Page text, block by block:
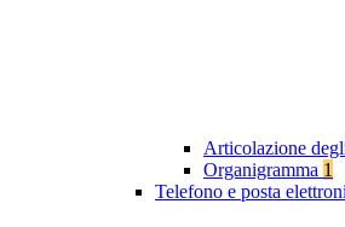
Articolazione
Organigramma 1
Telefono e posta